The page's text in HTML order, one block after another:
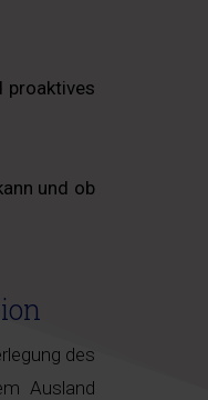
proaktives
und ob
des
Ausland